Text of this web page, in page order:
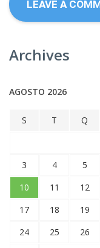
Archives
AGOSTO 2026
S T Q
3
4 5
10
11 12
17
18 19
24
25 26